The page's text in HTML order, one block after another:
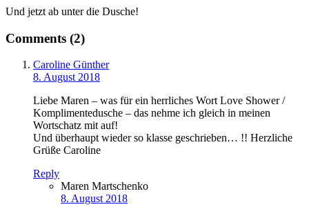
Und jetzt ab unter die Dusche!
Comments (2)
Caroline Günther
8. August 2018
Liebe Maren – was für ein herrliches Wort Love Shower /
Komplimentedusche – das nehme ich gleich in meinen
Wortschatz mit auf!
Und überhaupt wieder so klasse geschrieben… !! Herzliche
Grüße Caroline
Reply
Maren Martschenko
8. August 2018